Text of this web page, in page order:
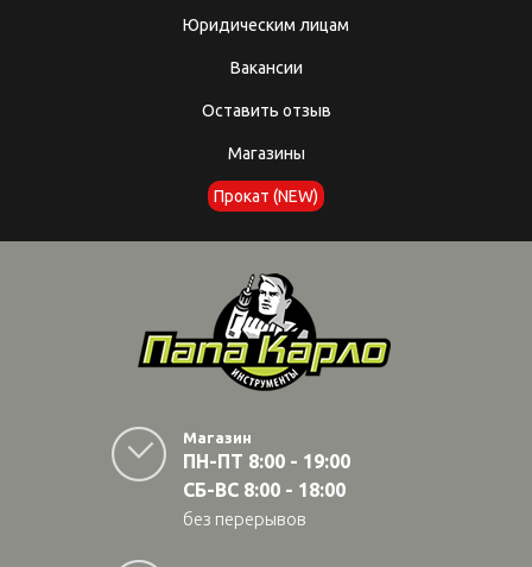
Юридическим лицам
Вакансии
Оставить отзыв
Магазины
Прокат (NEW)
Магазин
ПН-ПТ 8:00 - 19:00
СБ-ВС 8:00 - 18:00
без перерывов